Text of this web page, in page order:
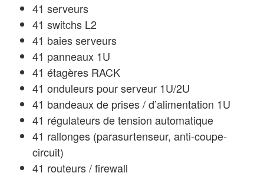
41 serveurs
41 switchs L2
41 baies serveurs
41 panneaux 1U
41 étagères RACK
41 onduleurs pour serveur 1U/2U
41 bandeaux de prises / d’alimentation 1U
41 régulateurs de tension automatique
41 rallonges (parasurtenseur, anti-coupe-
circuit)
41 routeurs / firewall